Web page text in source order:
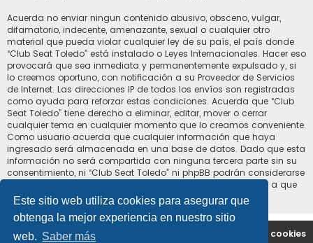
Este sitio web utiliza cookies para asegurar que
obtenga la mejor experiencia en nuestro sitio
web. Saber más
Acuerda no enviar ningun contenido abusivo, obsceno, vulgar,
difamatorio, indecente, amenazante, sexual o cualquier otro
material que pueda violar cualquier ley de su país, el país donde
“Club Seat Toledo” está instalado o Leyes Internacionales. Hacer eso
provocará que sea inmediata y permanentemente expulsado y, si
lo creemos oportuno, con notificación a su Proveedor de Servicios
de Internet. Las direcciones IP de todos los envíos son registradas
como ayuda para reforzar estas condiciones. Acuerda que “Club
Seat Toledo” tiene derecho a eliminar, editar, mover o cerrar
cualquier tema en cualquier momento que lo creamos conveniente.
Como usuario acuerda que cualquier información que haya
ingresado será almacenada en una base de datos. Dado que esta
información no será compartida con ninguna tercera parte sin su
consentimiento, ni “Club Seat Toledo” ni phpBB podrán considerarse
responsables por cualquier intento de hacking que conlleve a que
los datos sean comprometidos.
Portal Índice general Borrar cookies